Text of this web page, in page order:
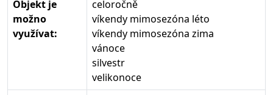
Objekt je
možno
využívat:
celoročně
víkendy mimosezóna léto
víkendy mimosezóna zima
vánoce
silvestr
velikonoce